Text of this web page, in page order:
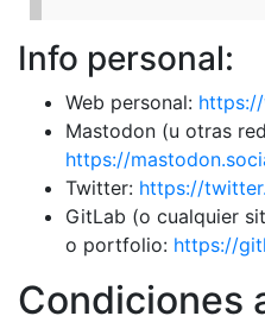
Info personal:
Web personal:
Mastodon (u otras
https://
Twitter: https://
GitLab (o cualquier
o portfolio: https://
Condiciones